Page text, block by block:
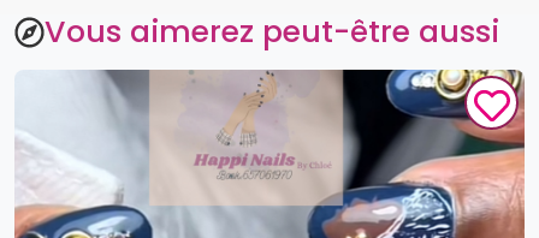
Vous aimerez peut-être aussi